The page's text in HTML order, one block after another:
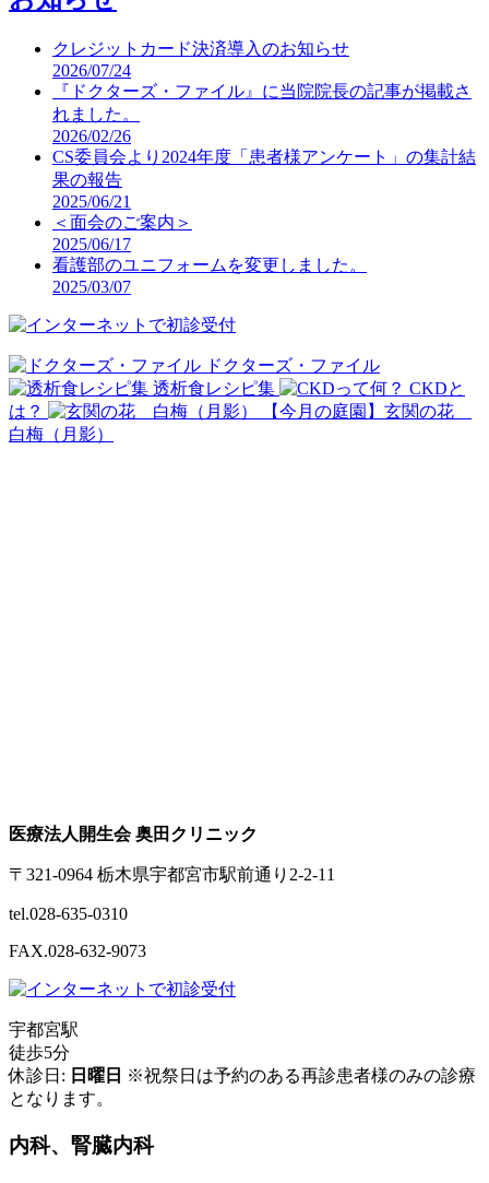
クレジットカード決済導入のお知らせ
2026/07/24
『ドクターズ・ファイル』に当院院長の記事が掲載さ
れました。
2026/02/26
CS委員会より2024年度「患者様アンケート」の集計結
果の報告
2025/06/21
＜面会のご案内＞
2025/06/17
看護部のユニフォームを変更しました。
2025/03/07
ドクターズ・ファイル
透析食レシピ集
CKDと
は？
【今月の庭園】玄関の花
白梅（月影）
医療法人開生会 奥田クリニック
〒321-0964 栃木県宇都宮市駅前通り2-2-11
tel.028-635-0310
FAX.028-632-9073
宇都宮駅
徒歩5分
休診日: 日曜日 ※祝祭日は予約のある再診患者様のみの診療
となります。
内科、腎臓内科